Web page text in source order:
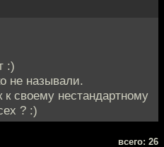
:)
не называли.
своему нестандартному
? :)
всего: 26